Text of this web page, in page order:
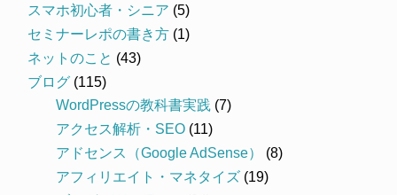
スマホ初心者・シニア (5)
セミナーレポの書き方 (1)
ネットのこと (43)
ブログ (115)
WordPressの教科書実践 (7)
アクセス解析・SEO (11)
アドセンス（Google AdSense）
(8)
アフィリエイト・マネタイズ (19)